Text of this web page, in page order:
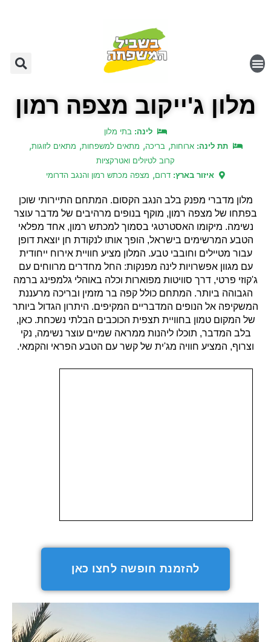
מלון ג'ייקוב מצפה רמון
לינה: בתי מלון
תת לינה:ארוחות, בריכה, מתאים למשפחות, מתאים לזוגות,
קרוב לטיולים ואטרקציות
איזור בארץ: דרום, מצפה מכתש רמון והנגב הדרומי
מלון מדברי מפנק בלב הנגב הקסום. המתחם התיירותי שוכן
בפתחו של מצפה רמון, מוקף בנופים מרהיבים של מדבר עוצר
נשימה. מיקומו האסטרטגי בסמוך למכתש רמון, אחד מפלאי
הטבע המרשימים בישראל, הופך אותו לנקודת חן יוצאת דופן
עבור מטיילים וחובבי טבע. המלון מציע חוויית אירוח ייחודית
עם מגוון אפשרויות לינה מפנקות: החל מחדרים מרווחים עם
ג'קוזי פרטי, דרך סוויטות מפוארות וכלה באוהלי גלמפינג ברמה
הגבוהה ביותר. המתחם כולל קפה בר מזמין ובריכה מרעננת
המשקיפה אל הנופים המדבריים המקיפים. היתרון הגדול ביותר
של המקום טמון בחוויית תצפית הכוכבים הבלתי נשכחת. כאן,
בלב המדבר, תוכלו ליהנות ממראה שמיים עוצר נשימה, נקי
וצרוף, המציע חוויה מג'ית של קשר עם הטבע הפראי והקמאי.
להזמנת חופשה לחצו כאן